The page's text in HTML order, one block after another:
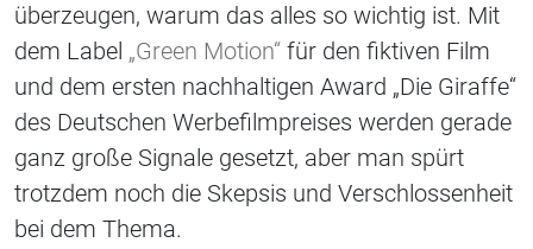
überzeugen, warum das alles so wichtig ist. Mit
dem Label „Green Motion“ für den fiktiven Film
und dem ersten nachhaltigen Award „Die Giraffe“
des Deutschen Werbefilmpreises werden gerade
ganz große Signale gesetzt, aber man spürt
trotzdem noch die Skepsis und Verschlossenheit
bei dem Thema.